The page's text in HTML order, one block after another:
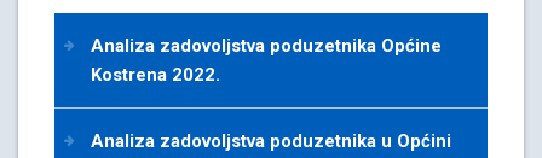
Analiza zadovoljstva poduzetnika Općine
Kostrena 2022.
Analiza zadovoljstva poduzetnika u Općini